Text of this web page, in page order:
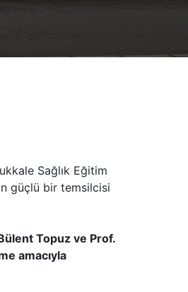
Sağlık Eğitim
güçlü bir temsilcisi
Topuz ve Prof.
amacıyla